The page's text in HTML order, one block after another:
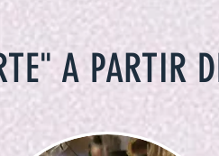
A PARTIR